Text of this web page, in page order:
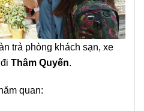
trả phòng khách sạn, xe
Thâm Quyến.
quan: